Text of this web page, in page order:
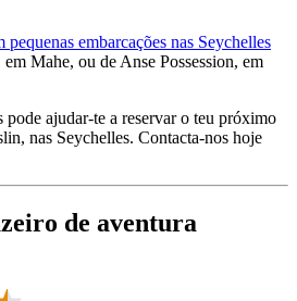
pequenas embarcações nas Seychelles
Mahe, ou de Anse Possession, em
pode ajudar-te a reservar o teu próximo
nas Seychelles. Contacta-nos hoje
de aventura